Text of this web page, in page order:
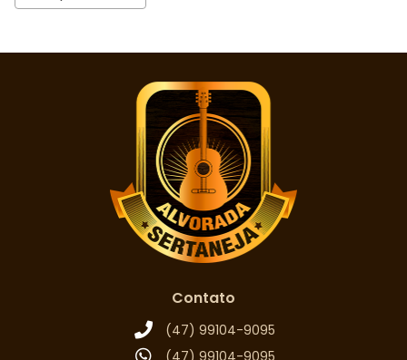
Contato
(47) 99104-9095
(47) 99104-9095